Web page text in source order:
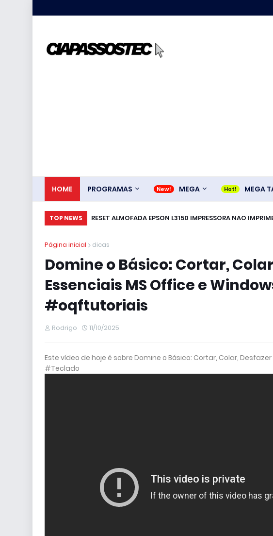
HOME PROGRAMAS MEGA MEGA
TOP NEWS RESET ALMOFADA EPSON L3150 IMPRESSORA NAO
Página inicial dicas
Domine o Básico: Cortar,
Essenciais MS Office e
#oqftutoriais
Rodrigo 11/10/2025
Este vídeo de hoje é sobre Domine o Básico: Cortar, Colar,
#Teclado